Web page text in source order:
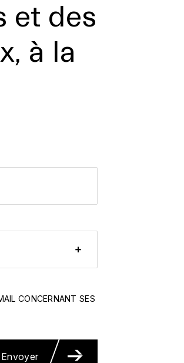
et des
à la
CONCERNANT SES
Envoyer